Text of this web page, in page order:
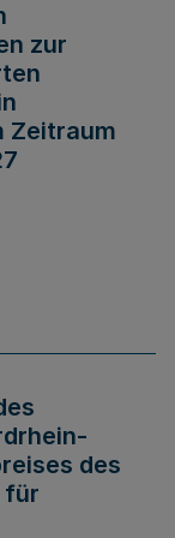
zur
Zeitraum
des
für